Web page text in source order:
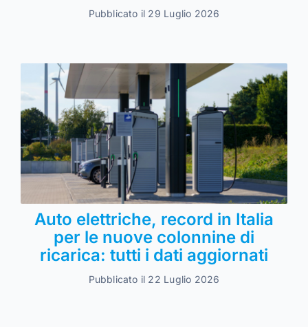
Pubblicato il 29 Luglio 2026
Auto elettriche, record in Italia
per le nuove colonnine di
ricarica: tutti i dati aggiornati
Pubblicato il 22 Luglio 2026